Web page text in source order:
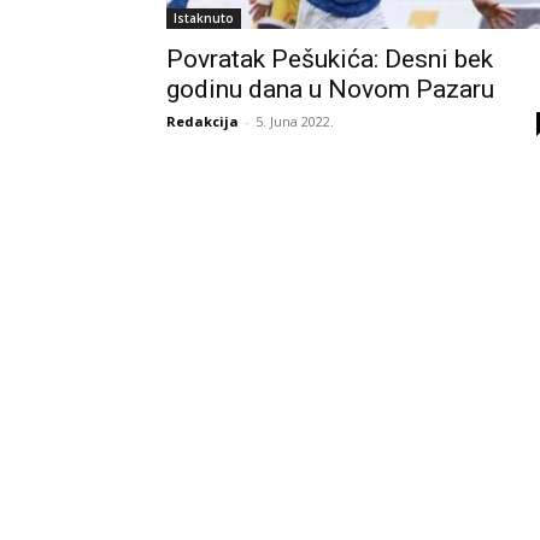
Istaknuto
Povratak Pešukića: Desni bek
godinu dana u Novom Pazaru
Redakcija - 5. Juna 2022.